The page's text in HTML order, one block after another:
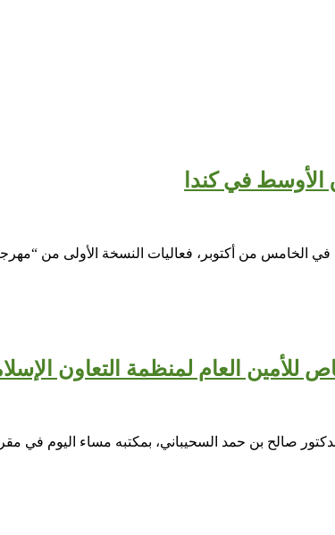
الأوسط في كندا
الخامس من أكتوبر، فعاليات النسخة الأولى من
العام لمنظمة التعاون
صالح بن حمد السحيباني، بمكتبه مساء اليوم في